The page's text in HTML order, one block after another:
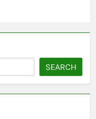
SEARCH